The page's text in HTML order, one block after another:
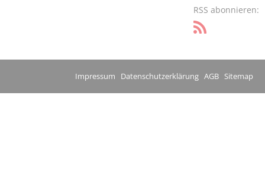
RSS abonnieren:
Impressum Datenschutzerklärung AGB Sitemap